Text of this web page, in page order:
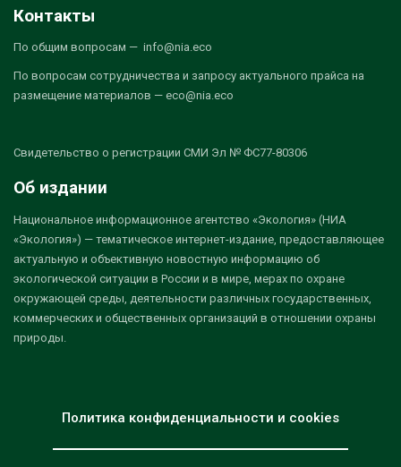
Контакты
По общим вопросам — info@nia.eco
По вопросам сотрудничества и запросу актуального прайса на
размещение материалов — eco@nia.eco
Свидетельство о регистрации СМИ Эл № ФС77-80306
Об издании
Национальное информационное агентство «Экология» (НИА
«Экология») — тематическое интернет-издание, предоставляющее
актуальную и объективную новостную информацию об
экологической ситуации в России и в мире, мерах по охране
окружающей среды, деятельности различных государственных,
коммерческих и общественных организаций в отношении охраны
природы.
Политика конфиденциальности и cookies